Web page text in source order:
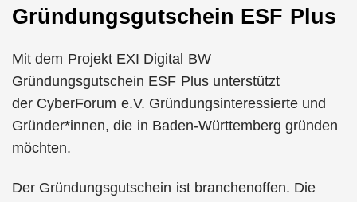
Gründungsgutschein ESF Plus
Mit dem Projekt EXI Digital BW
Gründungsgutschein ESF Plus unterstützt
der CyberForum e.V. Gründungsinteressierte und
Gründer*innen, die in Baden-Württemberg gründen
möchten.
Der Gründungsgutschein ist branchenoffen. Die